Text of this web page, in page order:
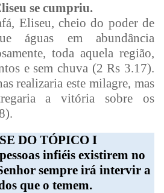
se cumpriu.
Eliseu, cheio do poder de
águas em abundância
toda aquela região,
e sem chuva (2 Rs 3.17).
realizaria este milagre, mas
a vitória sobre os
DO TÓPICO I
infiéis existirem no
sempre irá intervir a
que o temem.